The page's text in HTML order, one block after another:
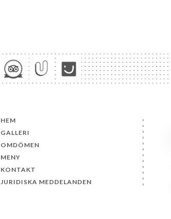
HEM
GALLERI
OMDÖMEN
MENY
KONTAKT
JURIDISKA MEDDELANDEN